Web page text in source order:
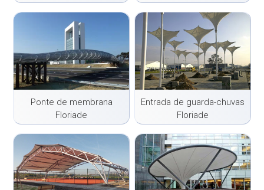
Ponte de membrana
Floriade
Entrada de guarda-chuvas
Floriade